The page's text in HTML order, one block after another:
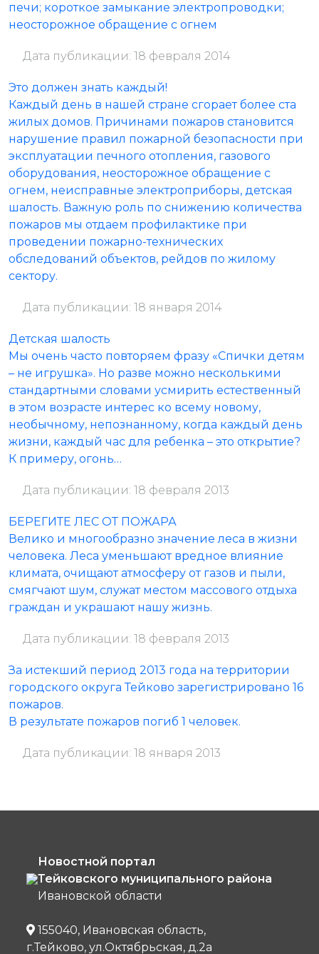
печи; короткое замыкание электропроводки;
неосторожное обращение с огнем
Дата публикации: 18 февраля 2014
Это должен знать каждый!
Каждый день в нашей стране сгорает более ста
жилых домов. Причинами пожаров становится
нарушение правил пожарной безопасности при
эксплуатации печного отопления, газового
оборудования, неосторожное обращение с
огнем, неисправные электроприборы, детская
шалость. Важную роль по снижению количества
пожаров мы отдаем профилактике при
проведении пожарно-технических
обследований объектов, рейдов по жилому
сектору.
Дата публикации: 18 января 2014
Детская шалость
Мы очень часто повторяем фразу «Спички детям
– не игрушка». Но разве можно несколькими
стандартными словами усмирить естественный
в этом возрасте интерес ко всему новому,
необычному, непознанному, когда каждый день
жизни, каждый час для ребенка – это открытие?
К примеру, огонь…
Дата публикации: 18 февраля 2013
БЕРЕГИТЕ ЛЕС ОТ ПОЖАРА
Велико и многообразно значение леса в жизни
человека. Леса уменьшают вредное влияние
климата, очищают атмосферу от газов и пыли,
смягчают шум, служат местом массового отдыха
граждан и украшают нашу жизнь.
Дата публикации: 18 февраля 2013
За истекший период 2013 года на территории
городского округа Тейково зарегистрировано 16
пожаров.
В результате пожаров погиб 1 человек.
Дата публикации: 18 января 2013
Новостной портал
Тейковского муниципального района
Ивановской области
155040, Ивановская область,
г.Тейково, ул.Октябрьская, д.2а